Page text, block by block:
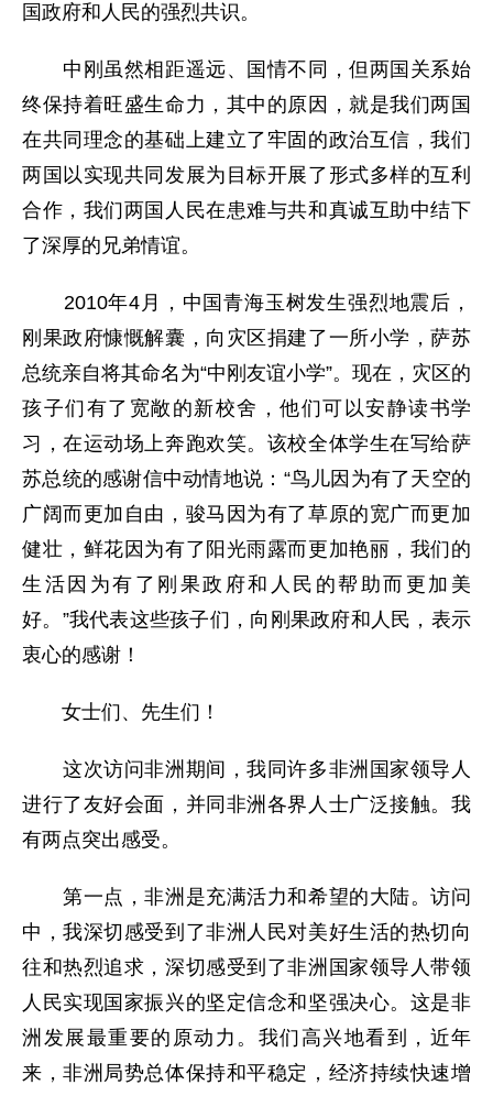
国政府和人民的强烈共识。
中刚虽然相距遥远、国情不同，但两国关系始
终保持着旺盛生命力，其中的原因，就是我们两国
在共同理念的基础上建立了牢固的政治互信，我们
两国以实现共同发展为目标开展了形式多样的互利
合作，我们两国人民在患难与共和真诚互助中结下
了深厚的兄弟情谊。
2010年4月，中国青海玉树发生强烈地震后，
刚果政府慷慨解囊，向灾区捐建了一所小学，萨苏
总统亲自将其命名为“中刚友谊小学”。现在，灾区的
孩子们有了宽敞的新校舍，他们可以安静读书学
习，在运动场上奔跑欢笑。该校全体学生在写给萨
苏总统的感谢信中动情地说：“鸟儿因为有了天空的
广阔而更加自由，骏马因为有了草原的宽广而更加
健壮，鲜花因为有了阳光雨露而更加艳丽，我们的
生活因为有了刚果政府和人民的帮助而更加美
好。”我代表这些孩子们，向刚果政府和人民，表示
衷心的感谢！
女士们、先生们！
这次访问非洲期间，我同许多非洲国家领导人
进行了友好会面，并同非洲各界人士广泛接触。我
有两点突出感受。
第一点，非洲是充满活力和希望的大陆。访问
中，我深切感受到了非洲人民对美好生活的热切向
往和热烈追求，深切感受到了非洲国家领导人带领
人民实现国家振兴的坚定信念和坚强决心。这是非
洲发展最重要的原动力。我们高兴地看到，近年
来，非洲局势总体保持和平稳定，经济持续快速增